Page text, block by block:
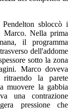
sbloccò i
Nella prima
il programma
dell'addome
sotto la zona
Marco doveva
la parete
muovere la gabbia
una contrazione
pressione che